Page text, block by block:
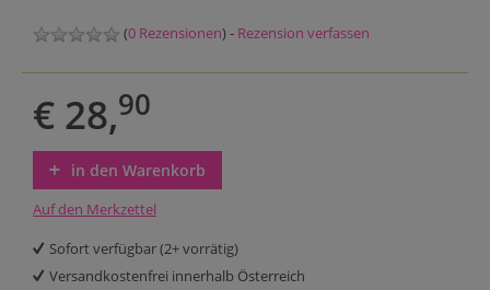
(0 Rezensionen) - Rezension verfassen
€ 28,90
in den Warenkorb
Auf den Merkzettel
Sofort verfügbar (2+ vorrätig)
Versandkostenfrei innerhalb Österreich